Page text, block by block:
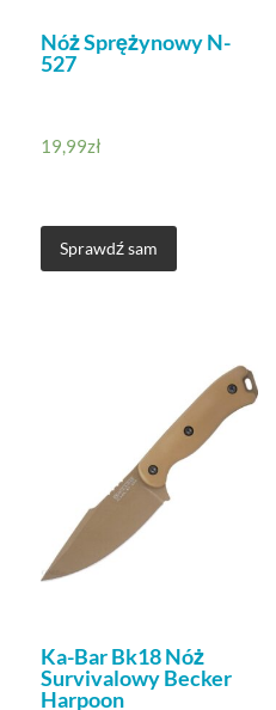
Nóż Sprężynowy N-
527
19,99zł
Sprawdź sam
Ka-Bar Bk18 Nóż
Survivalowy Becker
Harpoon